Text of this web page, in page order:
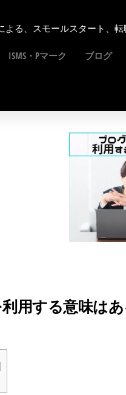
る、スモールスタート、
ISMS・Pマーク ブログ
用する意味はあ